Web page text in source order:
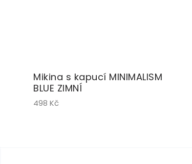
Mikina s kapucí MINIMALISM
BLUE ZIMNÍ
498 Kč